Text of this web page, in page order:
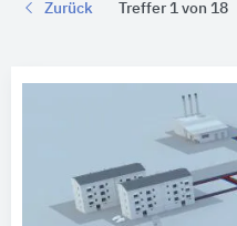
Zurück Treffer 1 von 18